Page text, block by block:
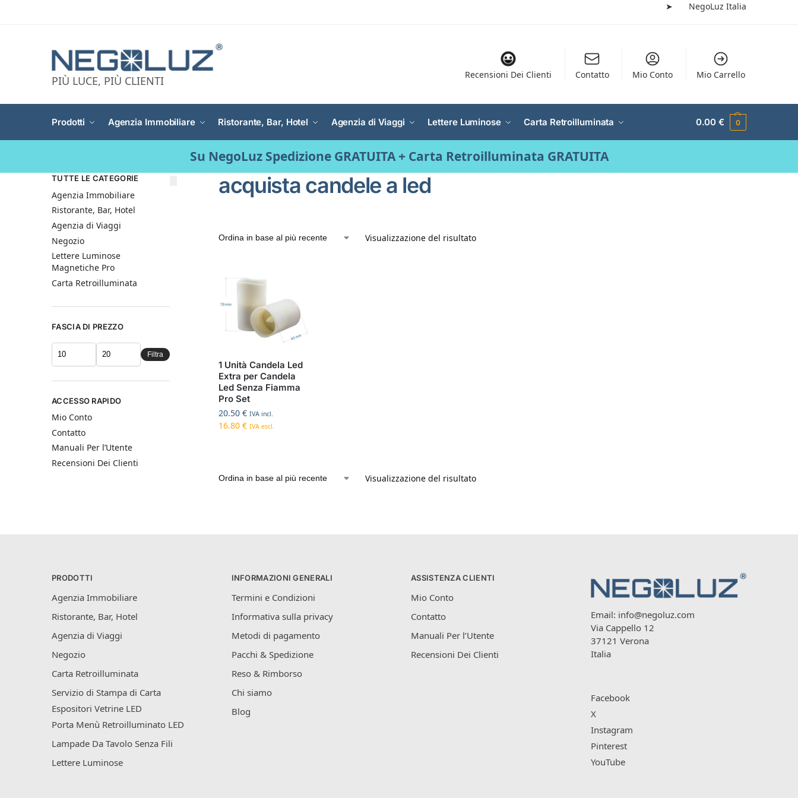
➤ NegoLuz Italia
PIÙ LUCE, PIÙ CLIENTI Recensioni Dei Clienti Contatto Mio Conto Mio Carrello
Prodotti Agenzia Immobiliare Ristorante, Bar, Hotel Agenzia di Viaggi Lettere Luminose Carta Retroilluminata 0.00€ 0
Su NegoLuz Spedizione GRATUITA + Carta Retroilluminata GRATUITA
acquista candele a led
Visualizzazione del risultato
1 Unità Candela Led
Extra per Candela
Led Senza Fiamma
Pro Set
20.50 € IVA incl.
16.80 € IVA escl.
Visualizzazione del risultato
TUTTE LE CATEGORIE
Agenzia Immobiliare
Ristorante, Bar, Hotel
Agenzia di Viaggi
Negozio
Lettere Luminose
Magnetiche Pro
Carta Retroilluminata
FASCIA DI PREZZO
Filtra
ACCESSO RAPIDO
Mio Conto
Contatto
Manuali Per l’Utente
Recensioni Dei Clienti
PRODOTTI
Agenzia Immobiliare
Ristorante, Bar, Hotel
Agenzia di Viaggi
Negozio
Carta Retroilluminata
Servizio di Stampa di Carta
Espositori Vetrine LED
Porta Menù Retroilluminato LED
Lampade Da Tavolo Senza Fili
Lettere Luminose
INFORMAZIONI GENERALI
Termini e Condizioni
Informativa sulla privacy
Metodi di pagamento
Pacchi & Spedizione
Reso & Rimborso
Chi siamo
Blog
ASSISTENZA CLIENTI
Mio Conto
Contatto
Manuali Per l’Utente
Recensioni Dei Clienti
Email: info@negoluz.com
Via Cappello 12
37121 Verona
Italia
Facebook
X
Instagram
Pinterest
YouTube